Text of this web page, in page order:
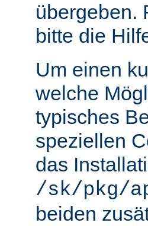
übergeben.
bitte die
Um einen
welche
typisches
speziellen
das
/sk/pkg/
beiden